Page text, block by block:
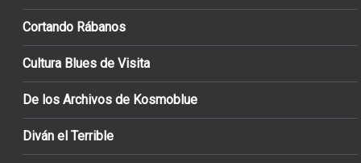
Cortando Rábanos
Cultura Blues de Visita
De los Archivos de Kosmoblue
Diván el Terrible